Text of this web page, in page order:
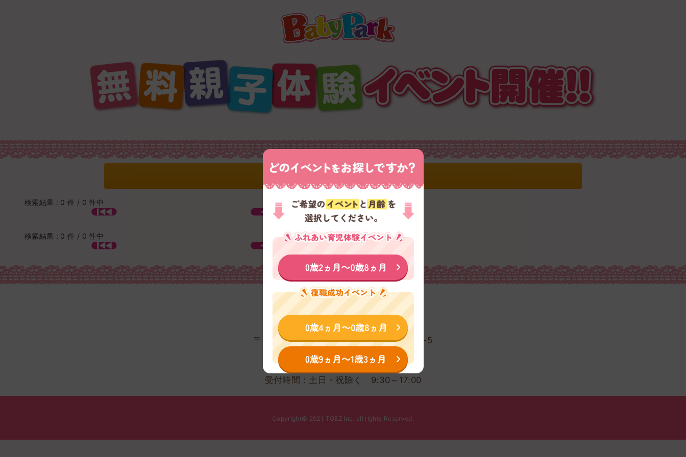
検索結果 : 0 件 / 0 件中
検索結果 : 0 件 / 0 件中
株式会社TOEZ
〒103-0001東京都中央区日本橋小伝馬町2-5
メトロシティ小伝馬町4階
0120-415-181
受付時間：土日・祝除く 9:30～17:00
Copyright© 2021 TOEZ Inc. all rights Reserved.